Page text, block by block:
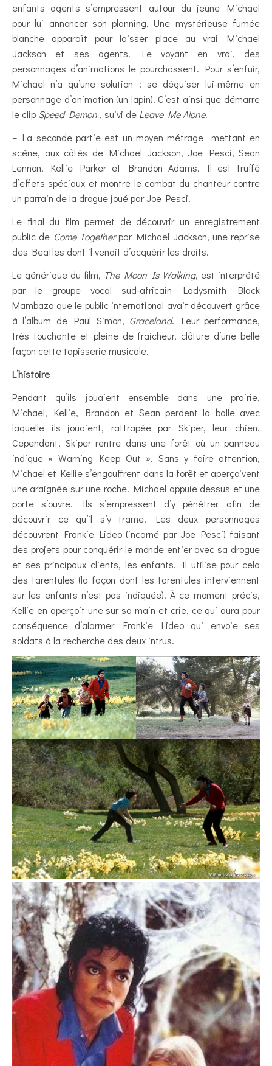
enfants agents s’empressent autour du jeune Michael
pour lui annoncer son planning. Une mystérieuse fumée
blanche apparaît pour laisser place au vrai Michael
Jackson et ses agents. Le voyant en vrai, des
personnages d’animations le pourchassent. Pour s’enfuir,
Michael n’a qu’une solution : se déguiser lui-même en
personnage d’animation (un lapin). C’est ainsi que démarre
le clip Speed Demon , suivi de Leave Me Alone.
– La seconde partie est un moyen métrage mettant en
scène, aux côtés de Michael Jackson, Joe Pesci, Sean
Lennon, Kellie Parker et Brandon Adams. Il est truffé
d’effets spéciaux et montre le combat du chanteur contre
un parrain de la drogue joué par Joe Pesci.
Le final du film permet de découvrir un enregistrement
public de Come Togetherpar Michael Jackson, une reprise
des Beatles dont il venait d’acquérir les droits.
Le générique du film, The Moon Is Walking, est interprété
par le groupe vocal sud-africain Ladysmith Black
Mambazo que le public international avait découvert grâce
à l’album de Paul Simon, Graceland. Leur performance,
très touchante et pleine de fraicheur, clôture d’une belle
façon cette tapisserie musicale.
L’histoire
Pendant qu’ils jouaient ensemble dans une prairie,
Michael, Kellie, Brandon et Sean perdent la balle avec
laquelle ils jouaient, rattrapée par Skiper, leur chien.
Cependant, Skiper rentre dans une forêt où un panneau
indique « Warning Keep Out ». Sans y faire attention,
Michael et Kellie s’engouffrent dans la forêt et aperçoivent
une araignée sur une roche. Michael appuie dessus et une
porte s’ouvre. Ils s’empressent d’y pénétrer afin de
découvrir ce qu’il s’y trame. Les deux personnages
découvrent Frankie Lideo (incarné par Joe Pesci) faisant
des projets pour conquérir le monde entier avec sa drogue
et ses principaux clients, les enfants. Il utilise pour cela
des tarentules (la façon dont les tarentules interviennent
sur les enfants n’est pas indiquée). À ce moment précis,
Kellie en aperçoit une sur sa main et crie, ce qui aura pour
conséquence d’alarmer Frankie Lideo qui envoie ses
soldats à la recherche des deux intrus.